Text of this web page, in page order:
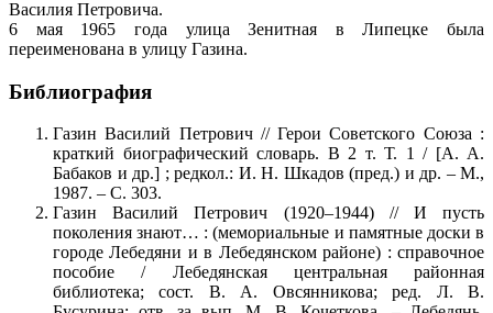
Василия Петровича.
6 мая 1965 года улица Зенитная в Липецке была
переименована в улицу Газина.
Библиография
Газин Василий Петрович // Герои Советского Союза :
краткий биографический словарь. В 2 т. Т. 1 / [А. А.
Бабаков и др.] ; редкол.: И. Н. Шкадов (пред.) и др. – М.,
1987. – С. 303.
Газин Василий Петрович (1920–1944) // И пусть
поколения знают… : (мемориальные и памятные доски в
городе Лебедяни и в Лебедянском районе) : справочное
пособие / Лебедянская центральная районная
библиотека; сост. В. А. Овсянникова; ред. Л. В.